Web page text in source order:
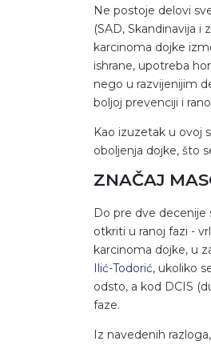
Ne postoje delovi
(SAD, Skandinavija
karcinoma dojke
ishrane, upotreba
nego u razvijenijim
boljoj prevenciji i
Kao izuzetak u ovoj
oboljenja dojke, što
ZNAČAJ
Do pre dve decenije
otkriti u ranoj fazi -
karcinoma dojke, u
Ilić-Todorić, ukoliko
odsto, a kod DCIS
faze.
Iz navedenih